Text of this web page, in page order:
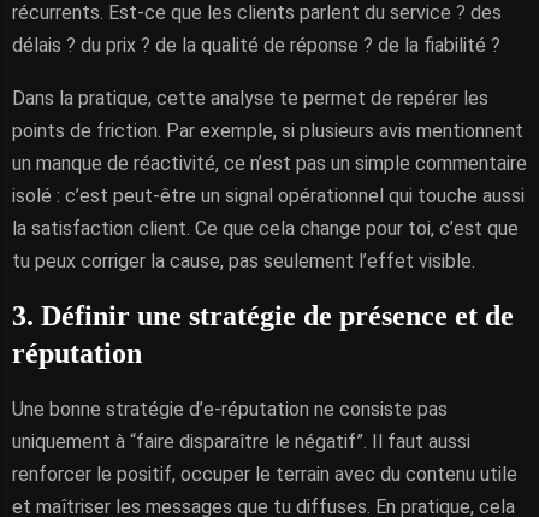
récurrents. Est-ce que les clients parlent du service ? des
délais ? du prix ? de la qualité de réponse ? de la fiabilité ?
Dans la pratique, cette analyse te permet de repérer les
points de friction. Par exemple, si plusieurs avis mentionnent
un manque de réactivité, ce n’est pas un simple commentaire
isolé : c’est peut-être un signal opérationnel qui touche aussi
la satisfaction client. Ce que cela change pour toi, c’est que
tu peux corriger la cause, pas seulement l’effet visible.
3. Définir une stratégie de présence et de
réputation
Une bonne stratégie d’e-réputation ne consiste pas
uniquement à “faire disparaître le négatif”. Il faut aussi
renforcer le positif, occuper le terrain avec du contenu utile
et maîtriser les messages que tu diffuses. En pratique, cela